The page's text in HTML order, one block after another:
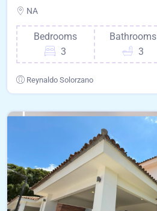
NA
Bedrooms
3
Bathrooms
3
Reynaldo Solorzano